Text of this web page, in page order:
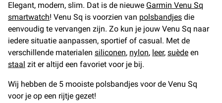
Elegant, modern, slim. Dat is de nieuwe Garmin Venu Sq
smartwatch! Venu Sq is voorzien van polsbandjes die
eenvoudig te vervangen zijn. Zo kun je jouw Venu Sq naar
iedere situatie aanpassen, sportief of casual. Met de
verschillende materialen siliconen, nylon, leer, suède en
staal zit er altijd een favoriet voor je bij.
Wij hebben de 5 mooiste polsbandjes voor de Venu Sq
voor je op een rijtje gezet!